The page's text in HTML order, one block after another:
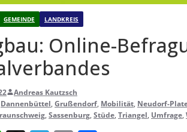
GEMEINDE LANDKREIS
Online-
Andreas Kautzsch
Dannenbüttel, Grußendorf, Mobilität, Neudorf-
, Sassenburg, Stüde, Triangel, Umfrage,